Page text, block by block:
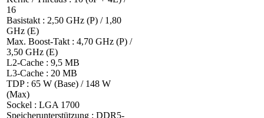
16
Basistakt : 2,50 GHz (P) / 1,80
GHz (E)
Max. Boost-Takt : 4,70 GHz (P) /
3,50 GHz (E)
L2-Cache : 9,5 MB
L3-Cache : 20 MB
TDP : 65 W (Base) / 148 W
(Max)
Sockel : LGA 1700
Speicherunterstützung : DDR5-